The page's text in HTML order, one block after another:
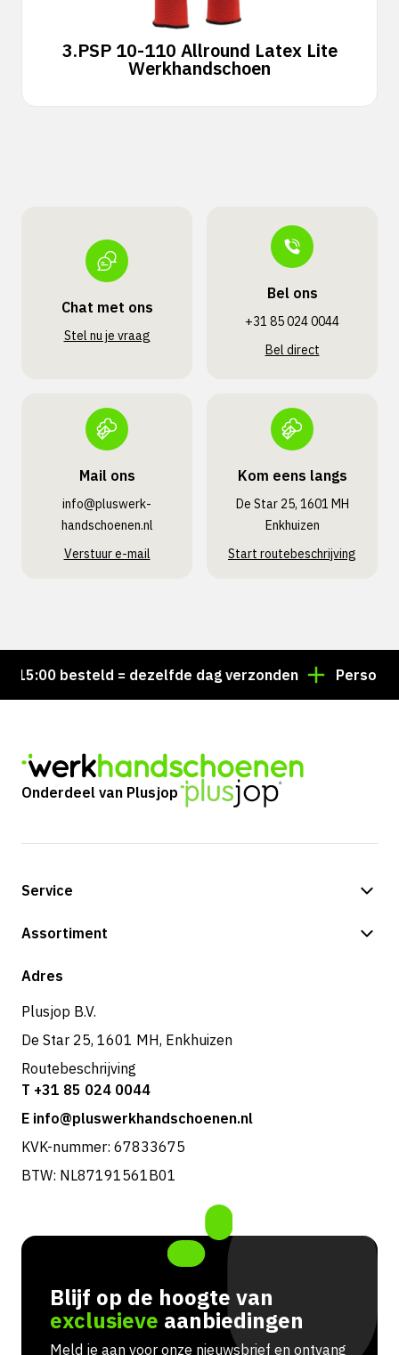
3.PSP 10-110 Allround Latex Lite
Werkhandschoen
Chat met ons
Stel nu je vraag
Bel ons
+31 85 024 0044
Bel direct
Mail ons
info@pluswerk­
handschoenen.nl
Verstuur e-mail
Kom eens langs
De Star 25, 1601 MH
Enkhuizen
Start routebeschrijving
besteld = dezelfde dag verzonden Persoonlijk
Onderdeel van Plusjop
Service
Betalingsmogelijkheden
Retouren & service
Assortiment
Shop
Adres
Plusjop B.V.
De Star 25, 1601 MH, Enkhuizen
Routebeschrijving
T +31 85 024 0044
E info@pluswerkhandschoenen.nl
KVK-nummer: 67833675
BTW: NL87191561B01
Blijf op de hoogte van
exclusieve aanbiedingen
Meld je aan voor onze nieuwsbrief en ontvang